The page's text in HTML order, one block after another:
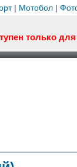
| Мотобол|
только для